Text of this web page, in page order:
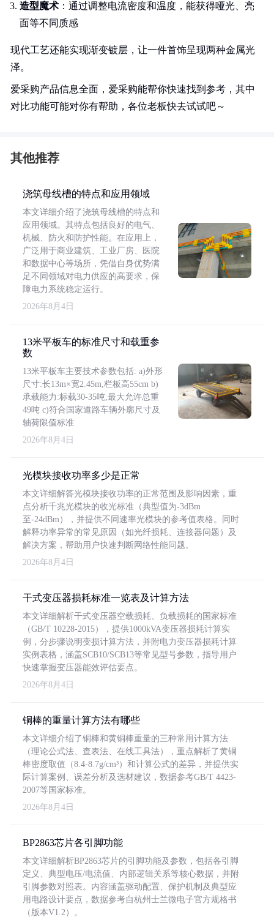
造型魔术 ：通过调整电流密度和温度，能获得哑光、亮
面等不同质感
现代工艺还能实现渐变镀层，让一件首饰呈现两种金属光
泽。
爱采购产品信息全面，爱采购能帮你快速找到参考，其中
对比功能可能对你有帮助，各位老板快去试试吧～
其他推荐
浇筑母线槽的特点和应用领域
本文详细介绍了浇筑母线槽的特点和
应用领域。其特点包括良好的电气、
机械、防火和防护性能。在应用上，
广泛用于商业建筑、工业厂房、医院
和数据中心等场所，凭借自身优势满
足不同领域对电力供应的高要求，保
障电力系统稳定运行。
2026年8月4日
13米平板车的标准尺寸和载重参
数
13米平板车主要技术参数包括: a)外形
尺寸:长13m×宽2.45m,栏板高55cm b)
承载能力:标载30-35吨,最大允许总重
49吨 c)符合国家道路车辆外廓尺寸及
轴荷限值标准
2026年8月4日
光模块接收功率多少是正常
本文详细解答光模块接收功率的正常范围及影响因素，重
点分析千兆光模块的收光标准（典型值为-3dBm
至-24dBm），并提供不同速率光模块的参考值表格。同时
解释功率异常的常见原因（如光纤损耗、连接器问题）及
解决方案，帮助用户快速判断网络性能问题。
2026年8月4日
干式变压器损耗标准一览表及计算方法
本文详细解析干式变压器空载损耗、负载损耗的国家标准
（GB/T 10228-2015），提供1000kVA变压器损耗计算实
例，分步骤说明变损计算方法，并附电力变压器损耗计算
实例表格，涵盖SCB10/SCB13等常见型号参数，指导用户
快速掌握变压器能效评估要点。
2026年8月4日
铜棒的重量计算方法有哪些
本文详细介绍了铜棒和黄铜棒重量的三种常用计算方法
（理论公式法、查表法、在线工具法），重点解析了黄铜
棒密度取值（8.4-8.7g/cm³）和计算公式的差异，并提供实
际计算案例、误差分析及选材建议，数据参考GB/T 4423-
2007等国家标准。
2026年8月4日
BP2863芯片各引脚功能
本文详细解析BP2863芯片的引脚功能及参数，包括各引脚
定义、典型电压/电流值、内部逻辑关系等核心数据，并附
引脚参数对照表。内容涵盖驱动配置、保护机制及典型应
用电路设计要点，数据参考自杭州士兰微电子官方规格书
（版本V1.2）。